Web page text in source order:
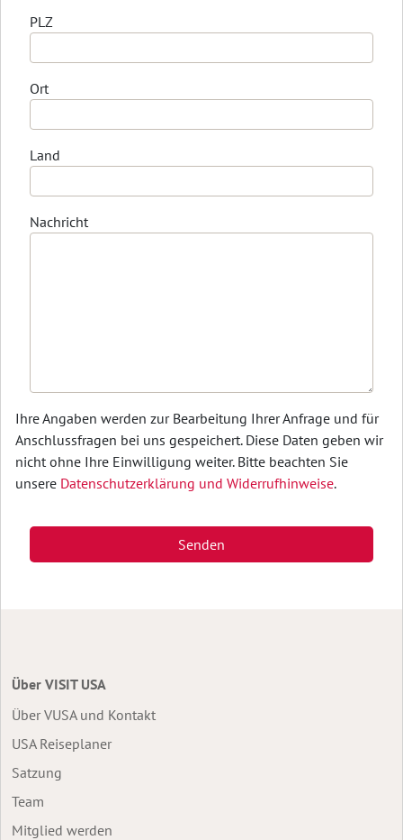
PLZ
Ort
Land
Nachricht
Ihre Angaben werden zur Bearbeitung Ihrer Anfrage und für
Anschlussfragen bei uns gespeichert. Diese Daten geben wir
nicht ohne Ihre Einwilligung weiter. Bitte beachten Sie
unsere Datenschutzerklärung und Widerrufhinweise.
Senden
Über VISIT USA
Über VUSA und Kontakt
USA Reiseplaner
Satzung
Team
Mitglied werden